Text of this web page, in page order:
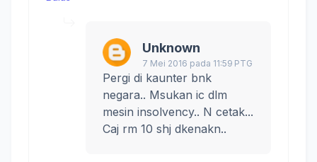
Unknown
7 Mei 2016 pada 11:59 PTG
Pergi di kaunter bnk
negara.. Msukan ic dlm
mesin insolvency.. N cetak...
Caj rm 10 shj dkenakn..